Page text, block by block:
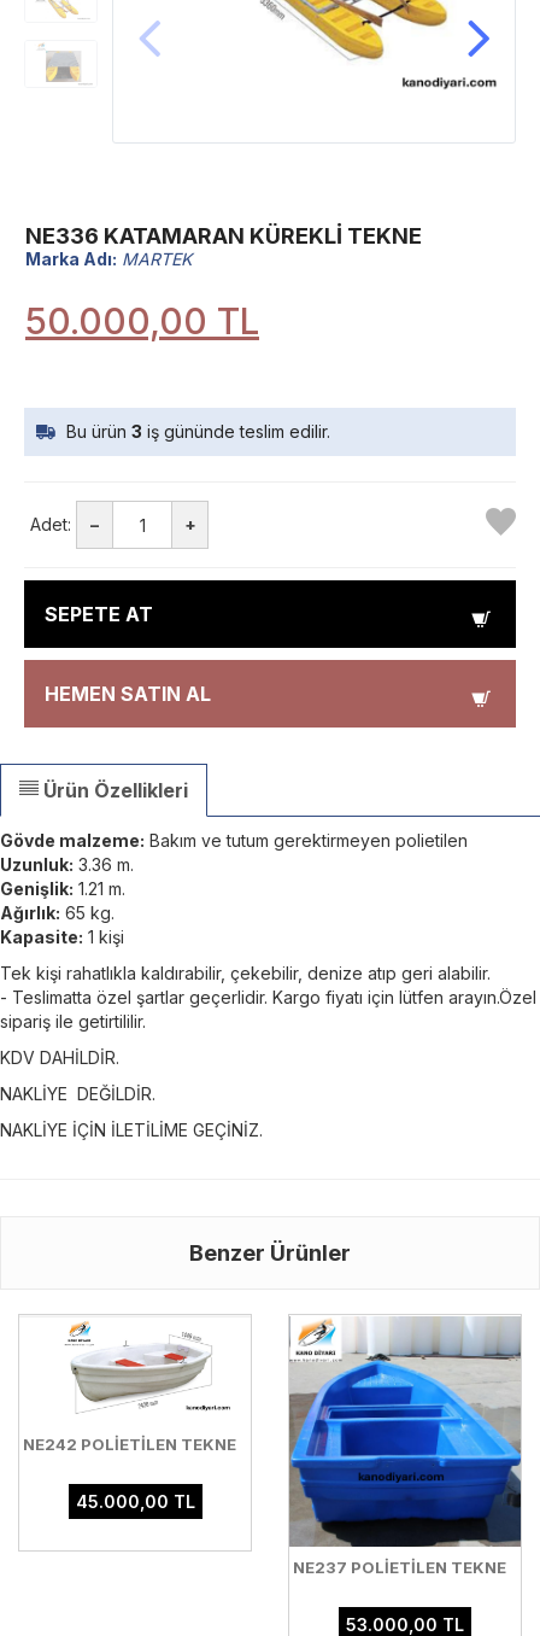
NE336 KATAMARAN KÜREKLİ TEKNE
Marka Adı: MARTEK
50.000,00 TL
Bu ürün 3 iş gününde teslim edilir.
Adet: – +
SEPETE AT
HEMEN SATIN AL
Ürün Özellikleri
Gövde malzeme: Bakım ve tutum gerektirmeyen polietilen
Uzunluk: 3.36 m.
Genişlik: 1.21 m.
Ağırlık: 65 kg.
Kapasite: 1 kişi
Tek kişi rahatlıkla kaldırabilir, çekebilir, denize atıp geri alabilir.
- Teslimatta özel şartlar geçerlidir. Kargo fiyatı için lütfen arayın.Özel
sipariş ile getirtililir.
KDV DAHİLDİR.
NAKLİYE DEĞİLDİR.
NAKLİYE İÇİN İLETİLİME GEÇİNİZ.
Benzer Ürünler
NE242 POLİETİLEN TEKNE
45.000,00 TL
NE237 POLİETİLEN TEKNE
53.000,00 TL